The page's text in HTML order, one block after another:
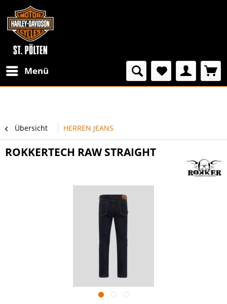
Menü
Übersicht HERREN JEANS
ROKKERTECH RAW STRAIGHT